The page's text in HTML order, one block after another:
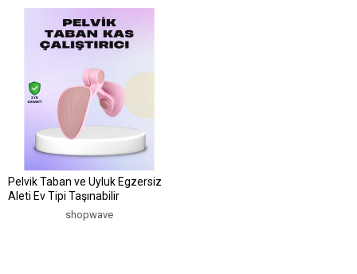
Pelvik Taban ve Uyluk Egzersiz
Aleti Ev Tipi Taşınabilir
shopwave